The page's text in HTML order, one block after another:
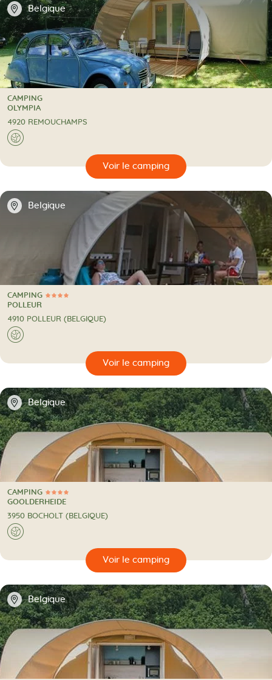
📍 Belgique
CAMPING
CAMPING
OLYMPIA
4920 REMOUCHAMPS
A l'étranger
🌍
🔍
📍 Belgique
4 Étoiles
CAMPING
CAMPING
POLLEUR
4910 POLLEUR (BELGIQUE)
A l'étranger
🌍
🔍
📍 Belgique
4 Étoiles
CAMPING
CAMPING
GOOLDERHEIDE
3950 BOCHOLT (BELGIQUE)
A l'étranger
🌍
🔍
📍 Belgique